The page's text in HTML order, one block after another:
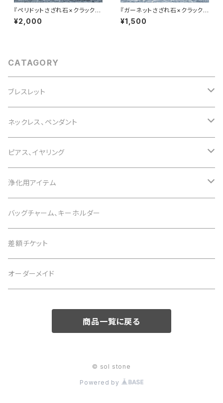
『ペリドットさざれ石×クラック水
晶３つ』天然石パワーストーンブ
レスレット
¥2,000
『ガーネットさざれ石×クラック
水晶』天然石パワーストーンブレ
スレット
¥1,500
CATAGORY
ブレスレット
誕生石で選ぶ
1月 ガーネット
2月 アメジスト
色で選ぶ
白 white
黒 black
意味で選ぶ
恋愛運
仕事運
ネックレス、ペンダント
誕生石で選ぶ
1月 ガーネット
2月 アメジスト
6月 ムーンストーン パール
8月 ペリドット サードオニキス
色で選ぶ
白 white
黒 black
意味で選ぶ
恋愛運
仕事運
ピアス、イヤリング
誕生石で選ぶ
1月 ガーネット
2月 アメジスト
5月 翡翠 アベンチュリン
色で選ぶ
白 white
黒 black
意味で選ぶ
恋愛運
浄化用アイテム
さざれ石
バッグチャーム、キーホルダー
差額チケット
オーダーメイド
商品一覧に戻る
© sol stone
Powered by